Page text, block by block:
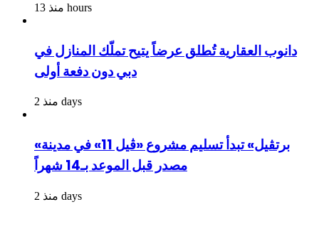
منذ 13 hours
دانوب العقارية تُطلق عرضاً يتيح تملّك المنازل في
دبي دون دفعة أولى
منذ 2 days
«برتڤيل» تبدأ تسليم مشروع «ڤيل 11» في مدينة
مصدر قبل الموعد بـ14 شهراً
منذ 2 days